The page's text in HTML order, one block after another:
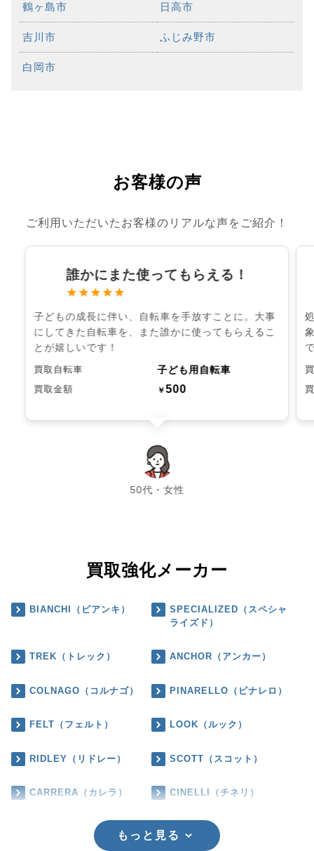
鶴ヶ島市 日高市
吉川市 ふじみ野市
白岡市
お客様の声
ご利用いただいたお客様のリアルな声をご紹介！
誰かにまた使ってもらえる！
★★★★★
子どもの成長に伴い、自転車を手放すことに。大事
にしてきた自転車を、また誰かに使ってもらえるこ
とが嬉しいです！
買取自転車 子ども用自転車
買取金額 ￥500
50代・女性
chevron_left chevron_right
買取強化メーカー
BIANCHI（ビアンキ）
SPECIALIZED（スペシャ
ライズド）
TREK（トレック） ANCHOR（アンカー）
COLNAGO（コルナゴ） PINARELLO（ピナレロ）
FELT（フェルト） LOOK（ルック）
RIDLEY（リドレー） SCOTT（スコット）
CARRERA（カレラ） CINELLI（チネリ）
もっと見る